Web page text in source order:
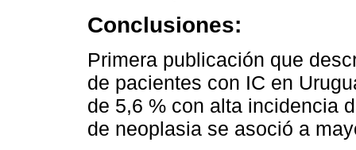
Conclusiones:
Primera publicación que
de pacientes con IC en
de 5,6 % con alta incidencia
de neoplasia se asoció a